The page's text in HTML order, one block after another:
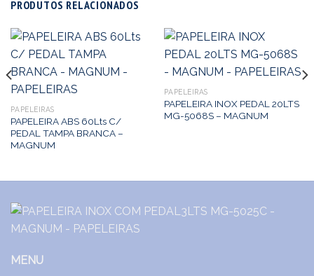
PRODUTOS RELACIONADOS
PAPELEIRAS
PAPELEIRA ABS 60Lts C/
PEDAL TAMPA BRANCA –
MAGNUM
PAPELEIRAS
PAPELEIRA INOX PEDAL 20LTS
MG-5068S – MAGNUM
MENU